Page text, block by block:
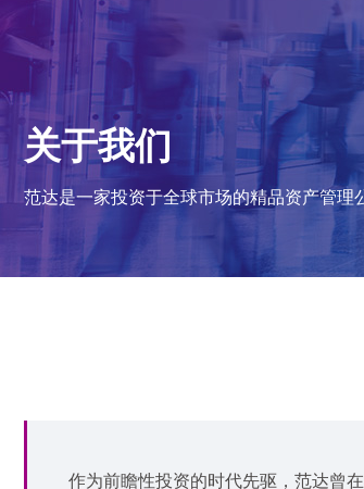
关于我们
范达是一家投资于全球市场的精品资产管理
作为前瞻性投资的时代先驱，范达曾